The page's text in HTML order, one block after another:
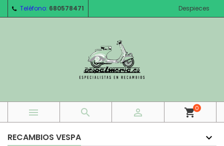
Teléfono: 680578471 Despieces
   shopping_cart0
RECAMBIOS VESPA